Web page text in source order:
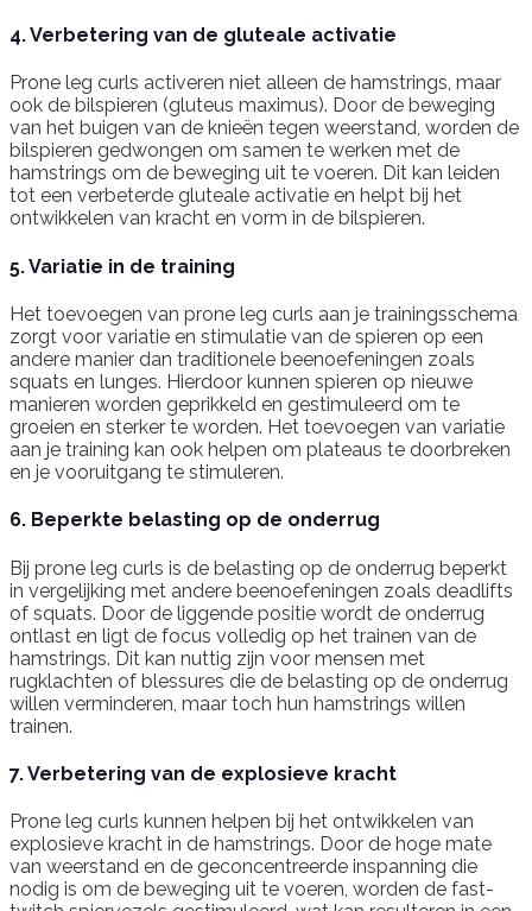
4. Verbetering van de gluteale activatie
Prone leg curls activeren niet alleen de hamstrings, maar
ook de bilspieren (gluteus maximus). Door de beweging
van het buigen van de knieën tegen weerstand, worden de
bilspieren gedwongen om samen te werken met de
hamstrings om de beweging uit te voeren. Dit kan leiden
tot een verbeterde gluteale activatie en helpt bij het
ontwikkelen van kracht en vorm in de bilspieren.
5. Variatie in de training
Het toevoegen van prone leg curls aan je trainingsschema
zorgt voor variatie en stimulatie van de spieren op een
andere manier dan traditionele beenoefeningen zoals
squats en lunges. Hierdoor kunnen spieren op nieuwe
manieren worden geprikkeld en gestimuleerd om te
groeien en sterker te worden. Het toevoegen van variatie
aan je training kan ook helpen om plateaus te doorbreken
en je vooruitgang te stimuleren.
6. Beperkte belasting op de onderrug
Bij prone leg curls is de belasting op de onderrug beperkt
in vergelijking met andere beenoefeningen zoals deadlifts
of squats. Door de liggende positie wordt de onderrug
ontlast en ligt de focus volledig op het trainen van de
hamstrings. Dit kan nuttig zijn voor mensen met
rugklachten of blessures die de belasting op de onderrug
willen verminderen, maar toch hun hamstrings willen
trainen.
7. Verbetering van de explosieve kracht
Prone leg curls kunnen helpen bij het ontwikkelen van
explosieve kracht in de hamstrings. Door de hoge mate
van weerstand en de geconcentreerde inspanning die
nodig is om de beweging uit te voeren, worden de fast-